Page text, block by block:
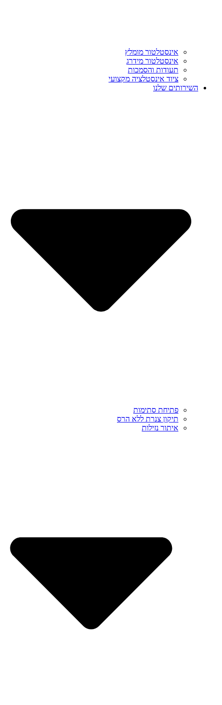
אינסטלטור מומלץ
אינסטלטור מידרג
תעודות והסמכות
ציוד אינסטלציה מקצועי
השירותים שלנו
פתיחת סתימות
תיקון צנרת ללא הרס
איתור נזילות